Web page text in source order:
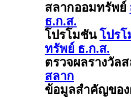
สลากออมทรัพย์
ธ.ก.ส.
โปรโมชัน โปร
ทรัพย์ ธ.ก.ส.
ตรวจผลรางวัล
สลาก
ข้อมูลสำคัญขอ